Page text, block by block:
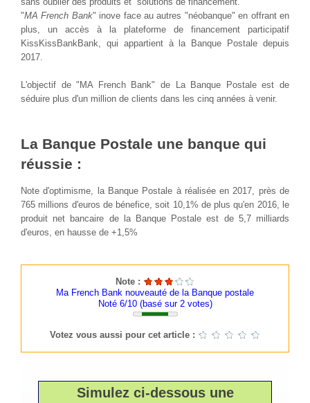
"MA French Bank" inove face au autres "néobanque" en offrant en
plus, un accès à la plateforme de financement participatif
KissKissBankBank, qui appartient à la Banque Postale depuis
2017.
L'objectif de "MA French Bank" de La Banque Postale est de
séduire plus d'un million de clients dans les cinq années à venir.
La Banque Postale une banque qui
réussie :
Note d'optimisme, la Banque Postale à réalisée en 2017, près de
765 millions d'euros de bénefice, soit 10,1% de plus qu'en 2016, le
produit net bancaire de la Banque Postale est de 5,7 milliards
d'euros, en hausse de +1,5%
Note :
Ma French Bank nouveauté de la Banque postale
Noté 6/10 (basé sur 2votes)
Votez vous aussi pour cet article :
Simulez ci-dessous une